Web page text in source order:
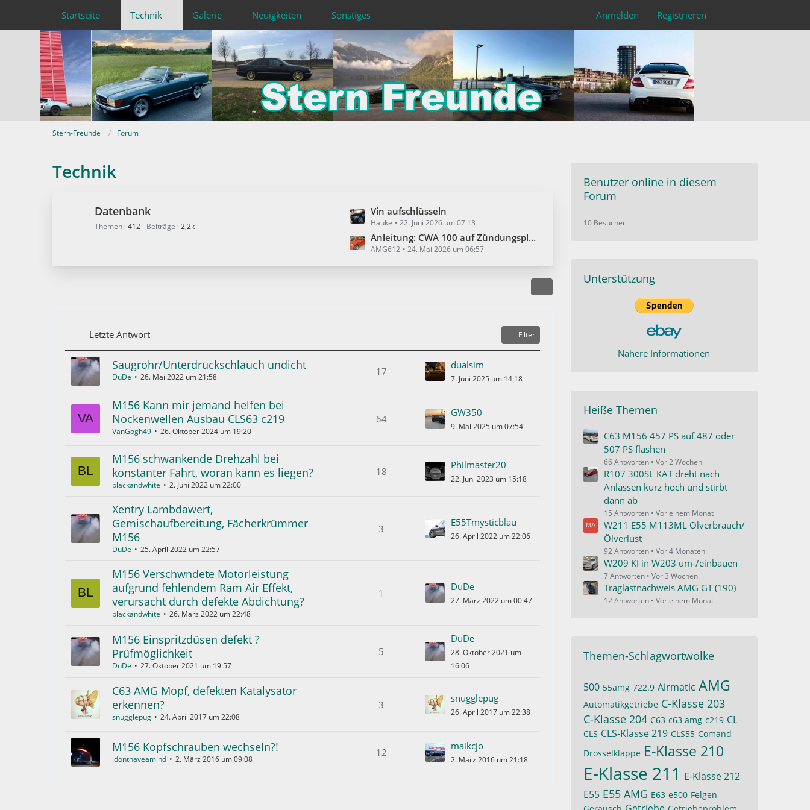
Startseite Technik Galerie Neuigkeiten Sonstiges Anmelden Registrieren
Stern-Freunde Forum
Technik
Datenbank
Themen 412 Beiträge 2,2k
L
e
t
z
t
Vin aufschlüsseln
Hauke 22. Juni 2026 um 07:13
Anleitung: CWA 100 auf Zündungsplus verbauen
AMG612 24. Mai 2026 um 06:57
Letzte Antwort Filter
Saugrohr/Unterdruckschlauch undicht
DuDe 26. Mai 2022 um 21:58 17
dualsim
7. Juni 2025 um 14:18
M156 Kann mir jemand helfen bei
Nockenwellen Ausbau CLS63 c219
VanGogh49 26. Oktober 2024 um 19:20
64
GW350
9. Mai 2025 um 07:54
M156 schwankende Drehzahl bei
konstanter Fahrt, woran kann es liegen?
blackandwhite 2. Juni 2022 um 22:00
18
Philmaster20
22. Juni 2023 um 15:18
Xentry Lambdawert,
Gemischaufbereitung, Fächerkrümmer
M156
DuDe 25. April 2022 um 22:57
3
E55Tmysticblau
26. April 2022 um 22:06
M156 Verschwndete Motorleistung
aufgrund fehlendem Ram Air Effekt,
verursacht durch defekte Abdichtung?
blackandwhite 26. März 2022 um 22:48
1
DuDe
27. März 2022 um 00:47
M156 Einspritzdüsen defekt ?
Prüfmöglichkeit
DuDe 27. Oktober 2021 um 19:57
5
DuDe
28. Oktober 2021 um
16:06
C63 AMG Mopf, defekten Katalysator
erkennen?
snugglepug 24. April 2017 um 22:08
3
snugglepug
26. April 2017 um 22:38
M156 Kopfschrauben wechseln?!
idonthaveamind 2. März 2016 um 09:08
12
maikcjo
2. März 2016 um 21:18
Benutzer online in diesem
Forum
10 Besucher
Unterstützung
Nähere Informationen
Heiße Themen
C63 M156 457 PS auf 487 oder
507 PS flashen
66 Antworten Vor 2 Wochen
R107 300SL KAT dreht nach
Anlassen kurz hoch und stirbt
dann ab
15 Antworten Vor einem Monat
W211 E55 M113ML Ölverbrauch/
Ölverlust
92 Antworten Vor 4 Monaten
W209 KI in W203 um-/einbauen
7 Antworten Vor 3 Wochen
Traglastnachweis AMG GT (190)
12 Antworten Vor einem Monat
Themen-Schlagwortwolke
500 55amg 722.9 Airmatic AMG
Automatikgetriebe C-Klasse 203
C-Klasse 204 C63 c63 amg c219 CL
CLS CLS-Klasse 219 CLS55 Comand
Drosselklappe E-Klasse 210
E-Klasse 211 E-Klasse 212
E55 E55 AMG E63 e500 Felgen